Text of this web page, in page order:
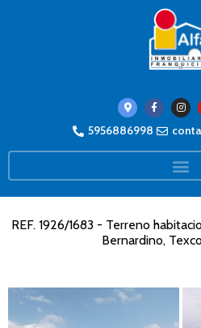
5956886998
REF. 1926/1683 - Terreno
Bernardino,